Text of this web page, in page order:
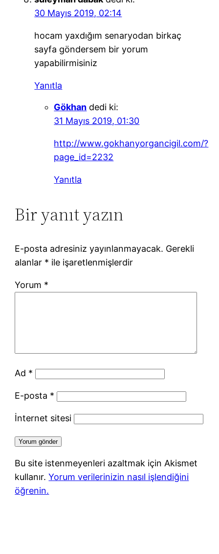
30 Mayıs 2019, 02:14
hocam yaxdığım senaryodan birkaç
sayfa göndersem bir yorum
yapabilirmisiniz
Yanıtla
Gökhan dedi ki:
31 Mayıs 2019, 01:30
http://www.gokhanyorgancigil.com/?
page_id=2232
Yanıtla
Bir yanıt yazın
E-posta adresiniz yayınlanmayacak. Gerekli
alanlar * ile işaretlenmişlerdir
Yorum *
Ad *
E-posta *
İnternet sitesi
Bu site istenmeyenleri azaltmak için Akismet
kullanır.Yorum verilerinizin nasıl işlendiğini
öğrenin.